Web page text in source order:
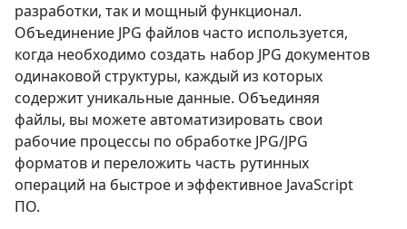
разработки, так и мощный функционал.
Объединение JPG файлов часто используется,
когда необходимо создать набор JPG документов
одинаковой структуры, каждый из которых
содержит уникальные данные. Объединяя
файлы, вы можете автоматизировать свои
рабочие процессы по обработке JPG/JPG
форматов и переложить часть рутинных
операций на быстрое и эффективное JavaScript
ПО.